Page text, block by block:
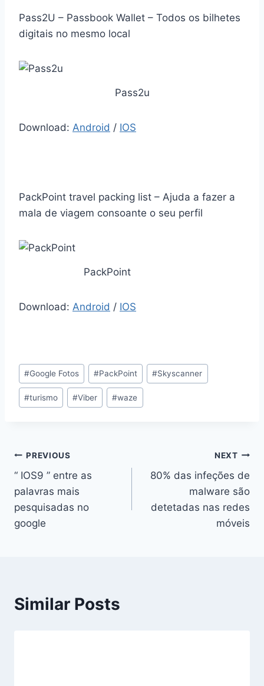
Pass2U – Passbook Wallet – Todos os bilhetes
digitais no mesmo local
Pass2u
Download: Android / IOS
PackPoint travel packing list – Ajuda a fazer a
mala de viagem consoante o seu perfil
PackPoint
Download: Android / IOS
Post
Tags:
#Google Fotos #PackPoint #Skyscanner
#turismo #Viber #waze
Navegação
de
artigos
PREVIOUS
“ IOS9 ” entre as
palavras mais
pesquisadas no
google
NEXT
80% das infeções de
malware são
detetadas nas redes
móveis
Similar Posts